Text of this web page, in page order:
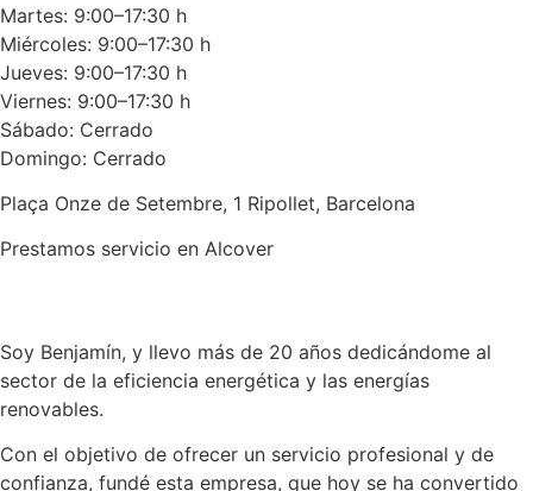
Martes: 9:00–17:30 h
Miércoles: 9:00–17:30 h
Jueves: 9:00–17:30 h
Viernes: 9:00–17:30 h
Sábado: Cerrado
Domingo: Cerrado
Plaça Onze de Setembre, 1 Ripollet, Barcelona
Prestamos servicio en Alcover
Soy Benjamín, y llevo más de 20 años dedicándome al
sector de la eficiencia energética y las energías
renovables.
Con el objetivo de ofrecer un servicio profesional y de
confianza, fundé esta empresa, que hoy se ha convertido